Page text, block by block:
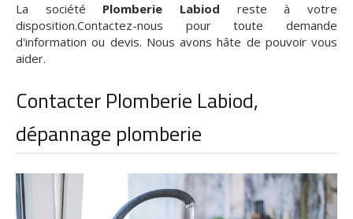
La société Plomberie Labiod reste à votre
disposition.Contactez-nous pour toute demande
d'information ou devis. Nous avons hâte de pouvoir vous
aider.
Contacter Plomberie Labiod,
dépannage plomberie